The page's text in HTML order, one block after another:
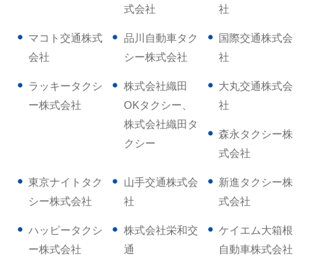
式会社
社
マコト交通株式
会社
品川自動車タク
シー株式会社
国際交通株式会
社
ラッキータクシ
ー株式会社
株式会社織田
OKタクシー、
株式会社織田タ
クシー
大丸交通株式会
社
森永タクシー株
式会社
東京ナイトタク
シー株式会社
山手交通株式会
社
新進タクシー株
式会社
ハッピータクシ
ー株式会社
株式会社栄和交
通
ケイエム大箱根
自動車株式会社